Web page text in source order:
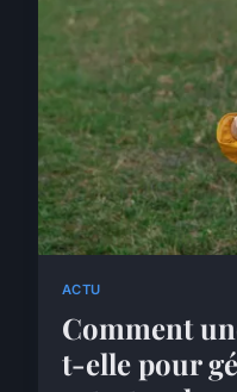
ACTU
Comment
t-elle pour